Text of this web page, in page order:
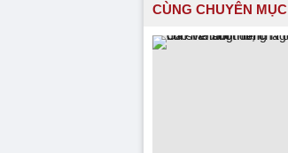
CÙNG CHUYÊN MỤC